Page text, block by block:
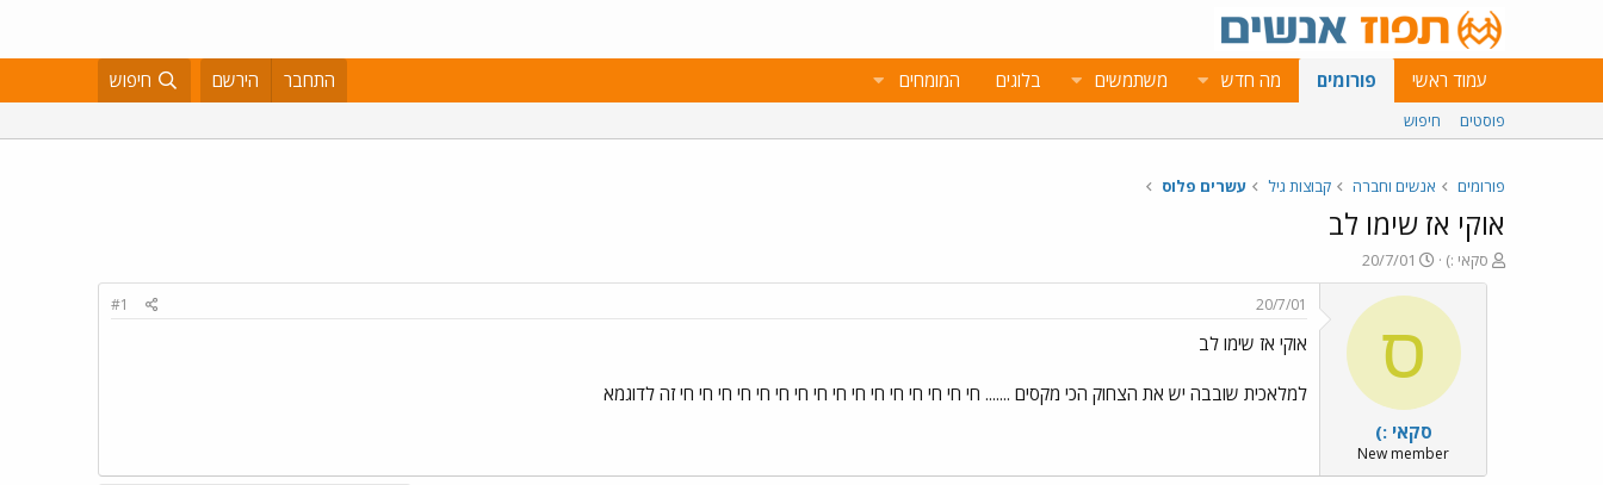
עמוד ראשי פורומים מה חדש משתמשים בלוגים המומחים התחבר הירשם חיפוש
פוסטים חיפוש
פורומים אנשים וחברה קבוצות גיל עשרים פלוס
אוקי אז שימו לב
פ
ו
סקאי :)
פ
ו
ר
ם
ב
א
ר
י
ך
20/7/01
ס
סקאי :)
New member
20/7/01
#1
אוקי אז שימו לב
למלאכית שובבה יש את הצחוק הכי מקסים ....... חי חי חי חי חי חי חי חי חי חי חי חי חי חי חי חי זה לדוגמא